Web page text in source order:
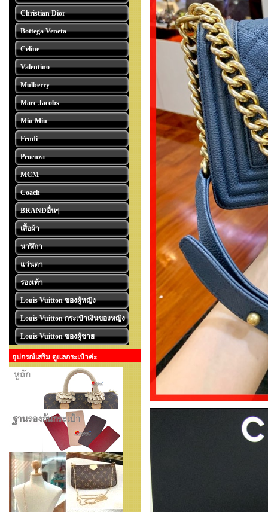
Christian Dior
Bottega Veneta
Celine
Valentino
Mulberry
Marc Jacobs
Miu Miu
Fendi
Proenza
MCM
Coach
BRANDอื่นๆ
เสื้อผ้า
นาฬิกา
แว่นตา
รองเท้า
Louis Vuitton ของผู้หญิง
Louis Vuitton กระเป๋าเงินของหญิง
Louis Vuitton ของผู้ชาย
อุปกรณ์เสริม ดูแลกระเป๋าค่ะ